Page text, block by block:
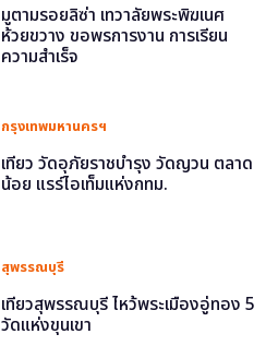
มูตามรอยลิซ่า เทวาลัยพระพิฆเนศ
ห้วยขวาง ขอพรการงาน การเรียน
ความสำเร็จ
กรุงเทพมหานครฯ
เที่ยว วัดอุภัยราชบำรุง วัดญวน ตลาด
น้อย แรร์ไอเท็มแห่งกทม.
สุพรรณบุรี
เที่ยวสุพรรณบุรี ไหว้พระเมืองอู่ทอง 5
วัดแห่งขุนเขา